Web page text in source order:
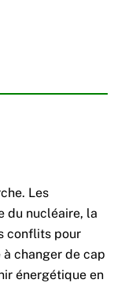
Les
du nucléaire, la
conflits pour
à changer de cap
énergétique en